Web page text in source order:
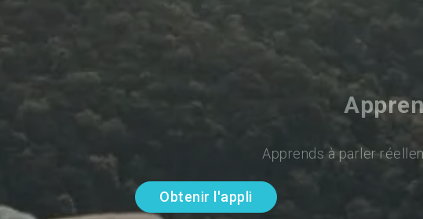
Apprends à parler
Obtenir l'appli